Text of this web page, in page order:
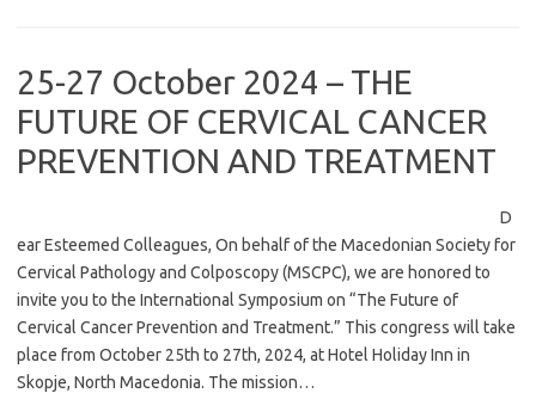
25-27 October 2024 – THE
FUTURE OF CERVICAL CANCER
PREVENTION AND TREATMENT
D
ear Esteemed Colleagues, On behalf of the Macedonian Society for
Cervical Pathology and Colposcopy (MSCPC), we are honored to
invite you to the International Symposium on “The Future of
Cervical Cancer Prevention and Treatment.” This congress will take
place from October 25th to 27th, 2024, at Hotel Holiday Inn in
Skopje, North Macedonia. The mission…